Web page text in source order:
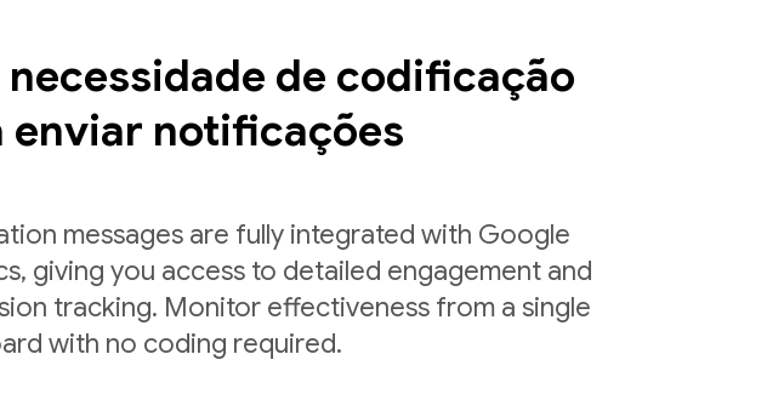
necessidade de codificação
enviar notificações
messages are fully integrated with Google
giving you access to detailed engagement and
tracking. Monitor effectiveness from a single
with no coding required.